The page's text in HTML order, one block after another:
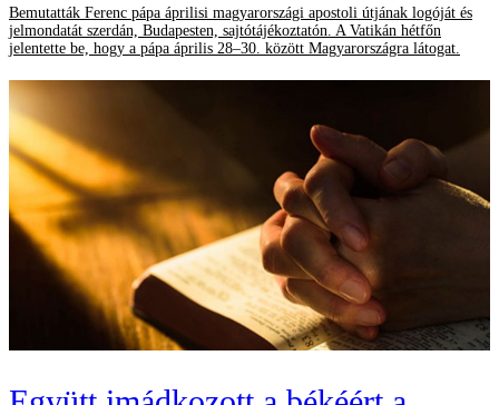
Bemutatták Ferenc pápa áprilisi magyarországi apostoli útjának logóját és
jelmondatát szerdán, Budapesten, sajtótájékoztatón. A Vatikán hétfőn
jelentette be, hogy a pápa április 28–30. között Magyarországra látogat.